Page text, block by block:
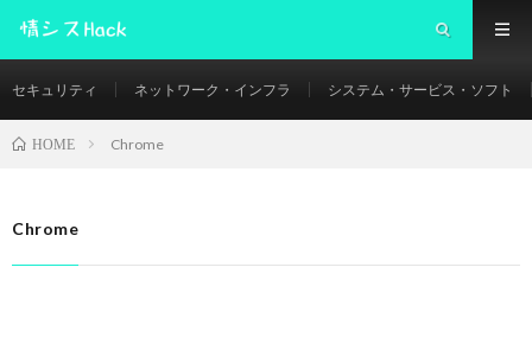
セキュリティ ネットワーク・インフラ システム・サービス・ソフト
HOME Chrome
Chrome